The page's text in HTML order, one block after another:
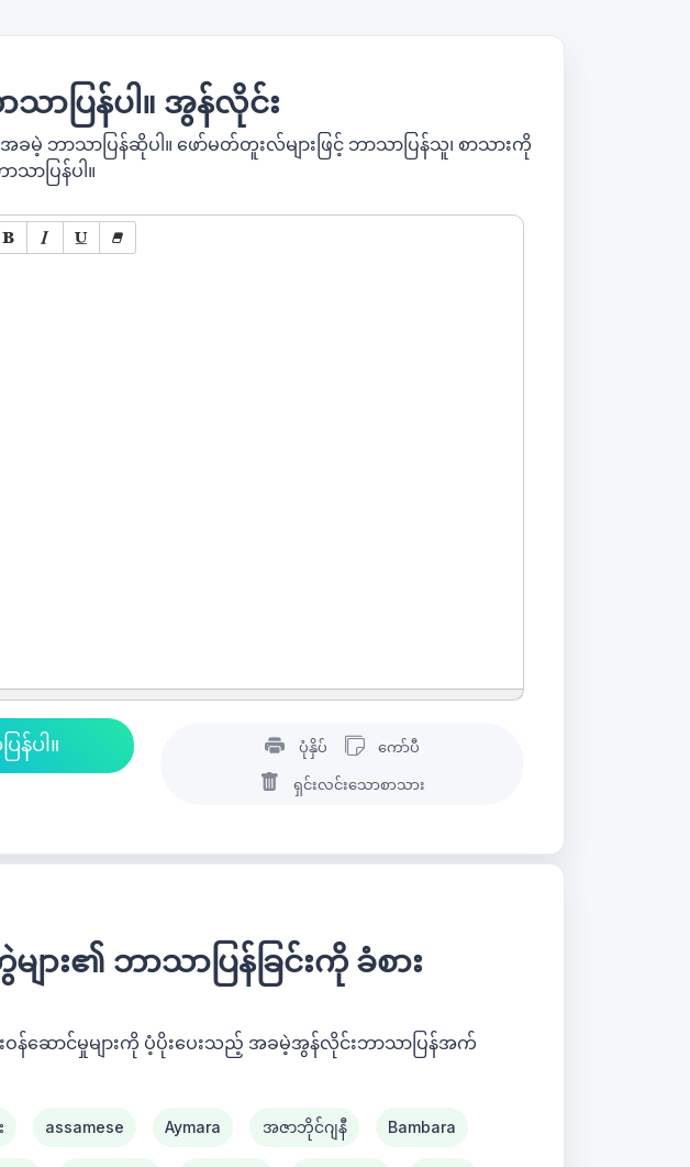
ပြန်ပါ။ အွန်လိုင်း
မဲ့ ဘာသာပြန်ဆိုပါ။ ဖော်မတ်တူးလ်များဖြင့် ဘာသာပြန်သူ၊ စာသားကို
သာပြန်ပါ။
ပုံနှိပ် ကော်ပီ
ရှင်းလင်းသောစာသား
၏ ဘာသာပြန်ခြင်းကို ခံစား
းဝန်ဆောင်မှုများကို ပံ့ပိုးပေးသည့် အခမဲ့အွန်လိုင်းဘာသာပြန်အက်
assamese Aymara အဇာဘိုင်ဂျနီ Bambara